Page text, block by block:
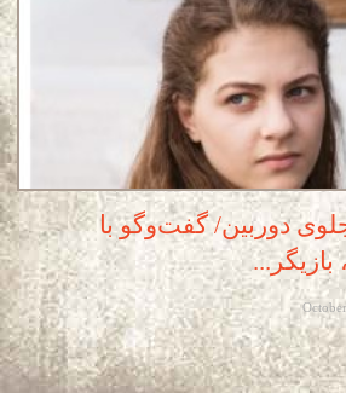
دوربین/ گفت‌وگو با
بازیگر...